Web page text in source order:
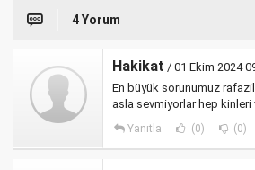
4 Yorum
Hakikat / 01 Ekim 2024
En büyük sorunumuz
asla sevmiyorlar hep kinleri
Yanıtla (0) (0)